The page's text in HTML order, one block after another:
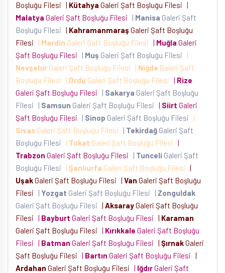
Boşluğu Filesi | Kütahya Galeri Şaft Boşluğu Filesi |
Malatya Galeri Şaft Boşluğu Filesi | Manisa Galeri Şaft
Boşluğu Filesi | Kahramanmaraş Galeri Şaft Boşluğu
Filesi
| Mardin Galeri Şaft Boşluğu Filesi | Muğla Galeri
Şaft Boşluğu Filesi
| Muş Galeri Şaft Boşluğu Filesi
|
Nevşehir Galeri Şaft Boşluğu Filesi | Niğde Galeri Şaft
Boşluğu Filesi
| Ordu Galeri Şaft Boşluğu Filesi | Rize
Galeri Şaft Boşluğu Filesi
| Sakarya Galeri Şaft Boşluğu
Filesi
| Samsun Galeri Şaft Boşluğu Filesi | Siirt Galeri
Şaft Boşluğu Filesi
| Sinop Galeri Şaft Boşluğu Filesi
|
Sivas Galeri Şaft Boşluğu Filesi | Tekirdağ Galeri Şaft
Boşluğu Filesi
| Tokat Galeri Şaft Boşluğu Filesi |
Trabzon Galeri Şaft Boşluğu Filesi | Tunceli Galeri Şaft
Boşluğu Filesi
| Şanlıurfa Galeri Şaft Boşluğu Filesi |
UşakGaleri Şaft Boşluğu Filesi | Van Galeri Şaft Boşluğu
Filesi
| Yozgat Galeri Şaft Boşluğu Filesi | Zonguldak
Galeri Şaft Boşluğu Filesi | AksarayGaleri Şaft Boşluğu
Filesi | Bayburt Galeri Şaft Boşluğu Filesi | Karaman
Galeri Şaft Boşluğu Filesi | Kırıkkale Galeri Şaft Boşluğu
Filesi | Batman Galeri Şaft Boşluğu Filesi | ŞırnakGaleri
Şaft Boşluğu Filesi | Bartın Galeri Şaft Boşluğu Filesi |
Ardahan Galeri Şaft Boşluğu Filesi | IğdırGaleri Şaft